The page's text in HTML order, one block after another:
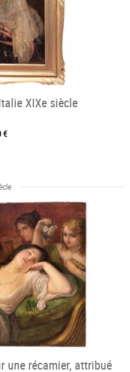
XIXe siècle
€
une récamier, attribué